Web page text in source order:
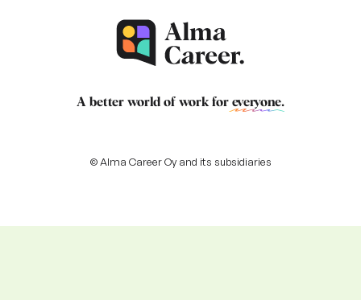
A better world of work for everyone.
© Alma Career Oy and its subsidiaries